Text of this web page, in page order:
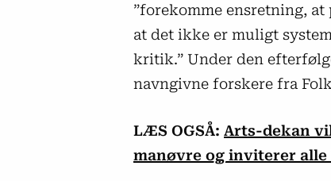
”forekomme ensretning,
at det ikke er muligt
kritik.” Under den
navngivne forskere fra
LÆS OGSÅ: Arts-dekan
manøvre og inviterer